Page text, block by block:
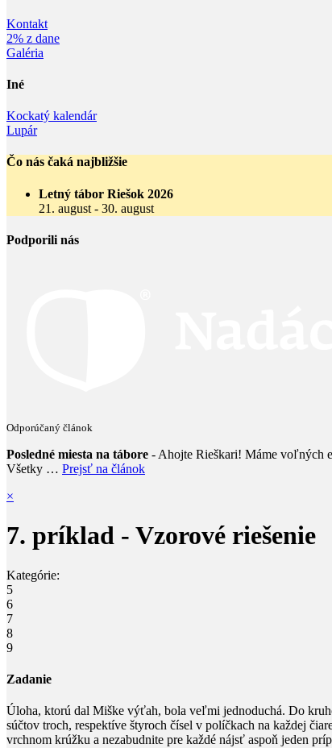
Kontakt
2% z dane
Galéria
Iné
Kockatý kalendár
Lupár
Čo nás čaká najbližšie
Letný tábor Riešok 2026
21. august - 30. august
Podporili nás
Odporúčaný článok
Posledné miesta na tábore - Ahojte Rieškari! Máme voľných
Všetky … Prejsť na článok
×
7. príklad - Vzorové riešenie
Kategórie:
5
6
7
8
9
Zadanie
Úloha, ktorú dal Miške výťah, bola veľmi jednoduchá. Do
súčtov troch, respektíve štyroch čísel v políčkach na každej
vrchnom krúžku a nezabudnite pre každé nájsť aspoň jeden